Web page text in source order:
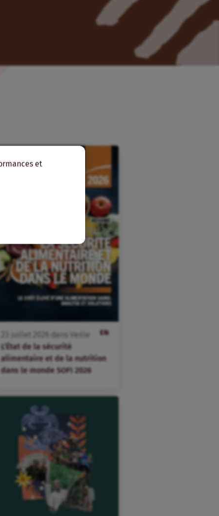
et
EN
juillet dans
Veille
L’État de la sécurité
alimentaire et de la nutrition
dans le monde SOFI 2026